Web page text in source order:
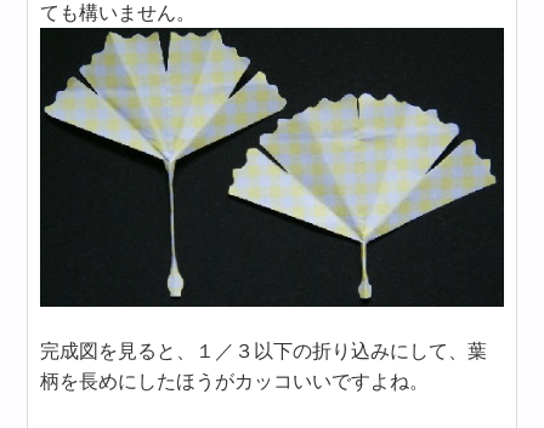
ても構いません。
完成図を見ると、１／３以下の折り込みにして、葉
柄を長めにしたほうがカッコいいですよね。